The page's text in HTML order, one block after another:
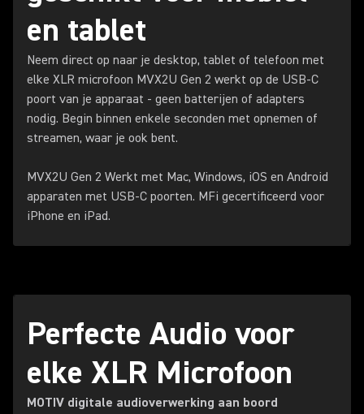
en tablet
Neem direct op naar je desktop, tablet of telefoon met
elke XLR microfoon MVX2U Gen 2 werkt op de USB-C
poort van je apparaat - geen batterijen of adapters
nodig. Begin binnen enkele seconden met opnemen of
streamen, waar je ook bent.
MVX2U Gen 2 Werkt met Mac, Windows, iOS en Android
apparaten met USB-C poorten. MFi gecertificeerd voor
iPhone en iPad.
Perfecte Audio voor
elke XLR Microfoon
MOTIV digitale audioverwerking aan boord